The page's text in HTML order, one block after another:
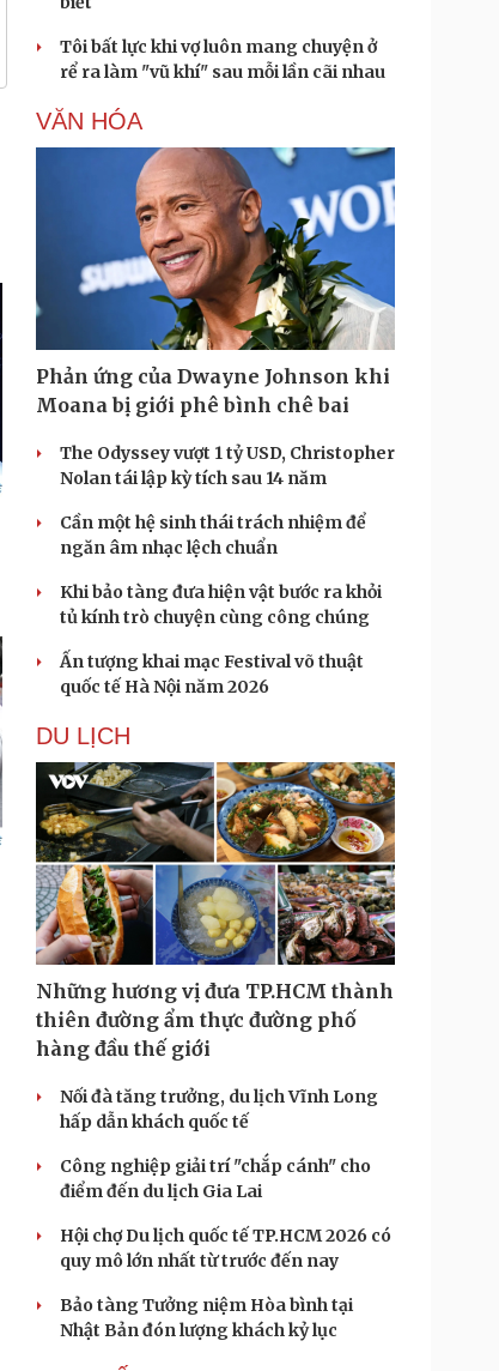
Tôi bất lực khi vợ luôn mang chuyện ở
rể ra làm "vũ khí" sau mỗi lần cãi nhau
VĂN HÓA
Phản ứng của Dwayne Johnson khi
Moana bị giới phê bình chê bai
The Odyssey vượt 1 tỷ USD, Christopher
Nolan tái lập kỳ tích sau 14 năm
Cần một hệ sinh thái trách nhiệm để
ngăn âm nhạc lệch chuẩn
Khi bảo tàng đưa hiện vật bước ra khỏi
tủ kính trò chuyện cùng công chúng
Ấn tượng khai mạc Festival võ thuật
quốc tế Hà Nội năm 2026
DU LỊCH
Những hương vị đưa TP.HCM thành
thiên đường ẩm thực đường phố
hàng đầu thế giới
Nối đà tăng trưởng, du lịch Vĩnh Long
hấp dẫn khách quốc tế
Công nghiệp giải trí "chắp cánh" cho
điểm đến du lịch Gia Lai
Hội chợ Du lịch quốc tế TP.HCM 2026 có
quy mô lớn nhất từ trước đến nay
Bảo tàng Tưởng niệm Hòa bình tại
Nhật Bản đón lượng khách kỷ lục